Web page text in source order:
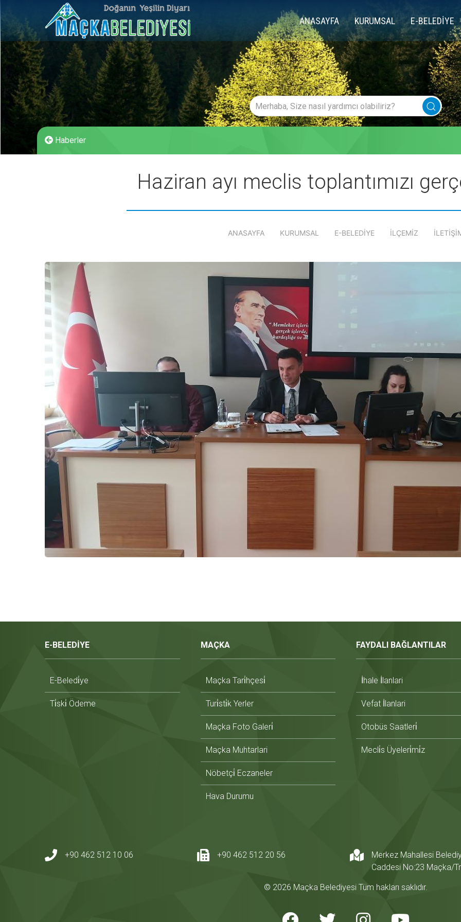
ANASAYFA KURUMSAL E-BELEDİYE
Haberler
Haziran ayı meclis toplantımızı
ANASAYFA KURUMSAL E-BELEDİYE İLÇEMİZ
E-BELEDİYE
E-Beledi̇ye
Ti̇ski̇ Ödeme
MAÇKA
Maçka Tari̇hçesi̇
Turi̇sti̇k Yerler
Maçka Foto Galeri̇
Maçka Muhtarlari
Nöbetçi̇ Eczaneler
Hava Durumu
FAYDALI BAĞLANTILAR
İhale İlanlari
Vefat İlanlari
Otobüs Saatleri̇
Mecli̇s Üyeleri̇mi̇z
+90 462 512 10 06 +90 462 512 20 56
Merkez Mahallesi
Caddesi No:23 Maçka/
© 2026 Maçka Belediyesi Tüm hakları saklıdır.